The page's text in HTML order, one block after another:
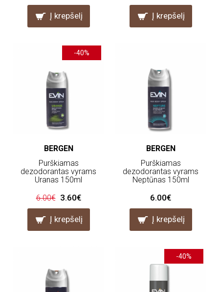
Į krepšelį Į krepšelį
-40%
BERGEN
Purškiamas
dezodorantas vyrams
Uranas 150ml
6.00€ 3.60€
Į krepšelį
BERGEN
Purškiamas
dezodorantas vyrams
Neptūnas 150ml
6.00€
Į krepšelį
-40%